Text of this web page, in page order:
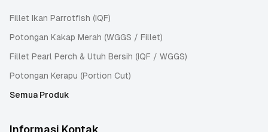
Fillet Ikan Parrotfish (IQF)
Potongan Kakap Merah (WGGS / Fillet)
Fillet Pearl Perch & Utuh Bersih (IQF / WGGS)
Potongan Kerapu (Portion Cut)
Semua Produk
Informasi Kontak